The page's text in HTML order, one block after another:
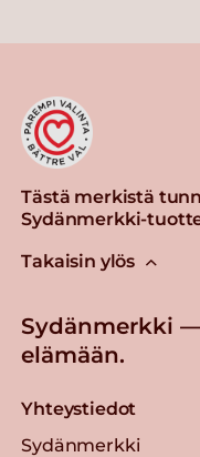
Tästä merkistä
Sydänmerkki-
Takaisin ylös
Sydänmerkki
elämään.
Yhteystiedot
Sydänmerkki